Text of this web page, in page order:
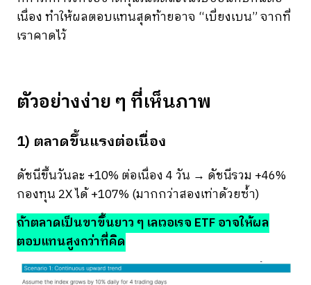
เนื่อง ทำให้ผลตอบแทนสุดท้ายอาจ “เบี่ยงเบน” จากที่
เราคาดไว้
ตัวอย่างง่าย ๆ ที่เห็นภาพ
1) ตลาดขึ้นแรงต่อเนื่อง
ดัชนีขึ้นวันละ +10% ต่อเนื่อง 4 วัน → ดัชนีรวม +46%
กองทุน 2X ได้ +107% (มากกว่าสองเท่าด้วยซ้ำ)
ถ้าตลาดเป็นขาขึ้นยาว ๆ เลเวอเรจ ETF อาจให้ผล
ตอบแทนสูงกว่าที่คิด